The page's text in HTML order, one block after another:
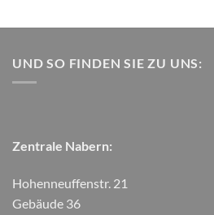
UND SO FINDEN SIE ZU UNS:
Zentrale Nabern:
Hohenneuffenstr. 21
Gebäude 36